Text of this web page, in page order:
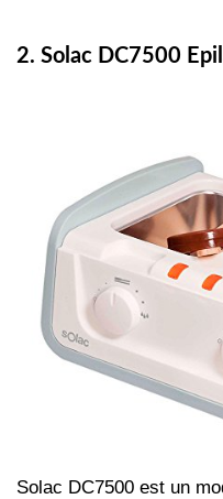
2. Solac DC7500
Solac DC7500 est un